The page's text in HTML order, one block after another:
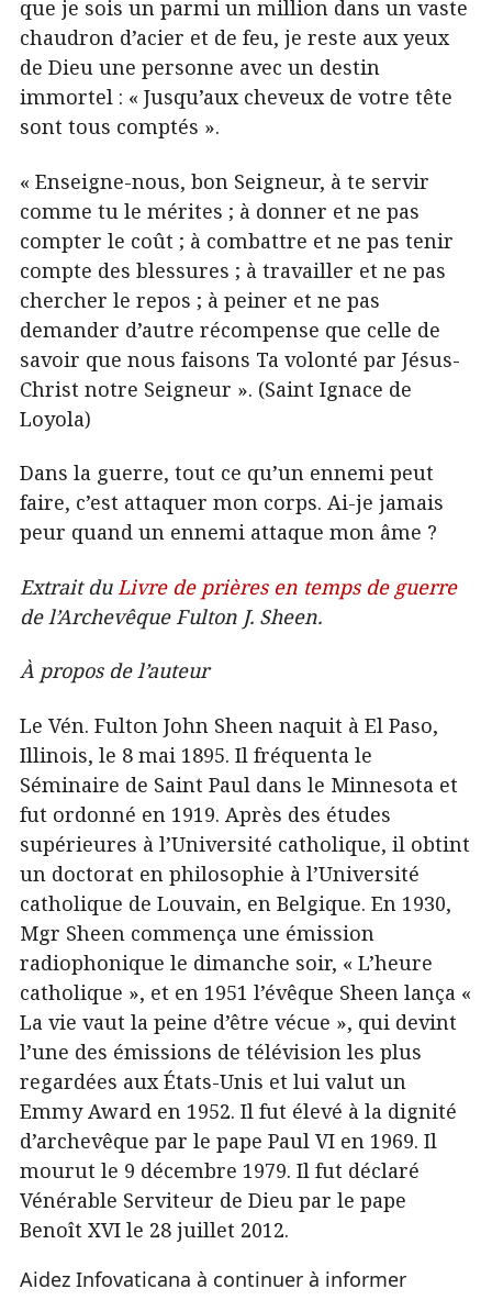
que je sois un parmi un million dans un vaste
chaudron d’acier et de feu, je reste aux yeux
de Dieu une personne avec un destin
immortel : « Jusqu’aux cheveux de votre tête
sont tous comptés ».
« Enseigne-nous, bon Seigneur, à te servir
comme tu le mérites ; à donner et ne pas
compter le coût ; à combattre et ne pas tenir
compte des blessures ; à travailler et ne pas
chercher le repos ; à peiner et ne pas
demander d’autre récompense que celle de
savoir que nous faisons Ta volonté par Jésus-
Christ notre Seigneur ». (Saint Ignace de
Loyola)
Dans la guerre, tout ce qu’un ennemi peut
faire, c’est attaquer mon corps. Ai-je jamais
peur quand un ennemi attaque mon âme ?
Extrait du Livre de prières en temps de guerre
de l’Archevêque Fulton J. Sheen.
À propos de l’auteur
Le Vén. Fulton John Sheen naquit à El Paso,
Illinois, le 8 mai 1895. Il fréquenta le
Séminaire de Saint Paul dans le Minnesota et
fut ordonné en 1919. Après des études
supérieures à l’Université catholique, il obtint
un doctorat en philosophie à l’Université
catholique de Louvain, en Belgique. En 1930,
Mgr Sheen commença une émission
radiophonique le dimanche soir, « L’heure
catholique », et en 1951 l’évêque Sheen lança «
La vie vaut la peine d’être vécue », qui devint
l’une des émissions de télévision les plus
regardées aux États-Unis et lui valut un
Emmy Award en 1952. Il fut élevé à la dignité
d’archevêque par le pape Paul VI en 1969. Il
mourut le 9 décembre 1979. Il fut déclaré
Vénérable Serviteur de Dieu par le pape
Benoît XVI le 28 juillet 2012.
Aidez Infovaticana à continuer à informer